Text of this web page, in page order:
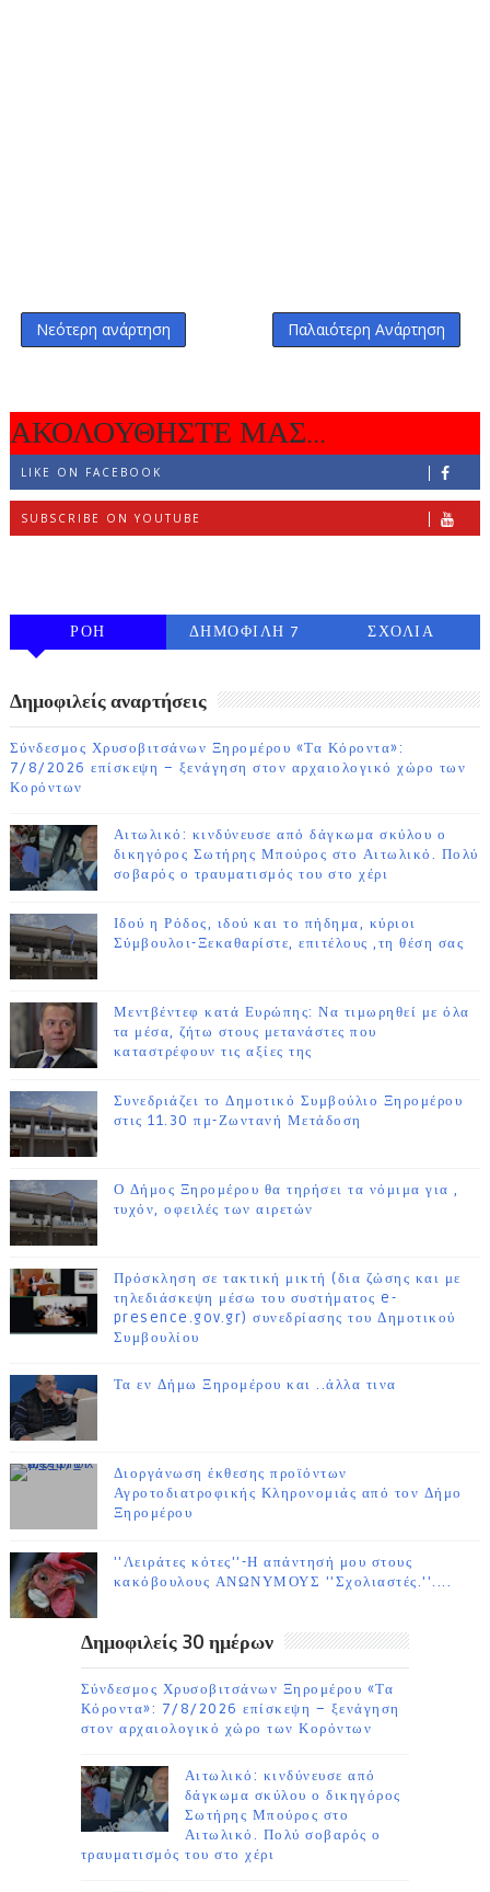
Νεότερη ανάρτηση Παλαιότερη Ανάρτηση
ΑΚΟΛΟΥΘΗΣΤΕ ΜΑΣ...
LIKE ON FACEBOOK
SUBSCRIBE ON YOUTUBE
ΡΟΗ
ΔΗΜΟΦΙΛΗ 7
ΣΧΟΛΙΑ
Δημοφιλείς αναρτήσεις
Σύνδεσμος Χρυσοβιτσάνων Ξηρομέρου «Τα Κόροντα»:
7/8/2026 επίσκεψη – ξενάγηση στον αρχαιολογικό χώρο των
Κορόντων
Αιτωλικό: κινδύνευσε από δάγκωμα σκύλου ο
δικηγόρος Σωτήρης Μπούρος στο Αιτωλικό. Πολύ
σοβαρός ο τραυματισμός του στο χέρι
Ιδού η Ρόδος, ιδού και το πήδημα, κύριοι
Σύμβουλοι-Ξεκαθαρίστε, επιτέλους ,τη θέση σας
Μεντβέντεφ κατά Ευρώπης: Να τιμωρηθεί με όλα
τα μέσα, ζήτω στους μετανάστες που
καταστρέφουν τις αξίες της
Συνεδριάζει το Δημοτικό Συμβούλιο Ξηρομέρου
στις 11.30 πμ-Ζωντανή Μετάδοση
Ο Δήμος Ξηρομέρου θα τηρήσει τα νόμιμα για ,
τυχόν, οφειλές των αιρετών
Πρόσκληση σε τακτική μικτή (δια ζώσης και με
τηλεδιάσκεψη μέσω του συστήματος e-
presence.gov.gr) συνεδρίασης του Δημοτικού
Συμβουλίου
Τα εν Δήμω Ξηρομέρου και ..άλλα τινα
Διοργάνωση έκθεσης προϊόντων
Αγροτοδιατροφικής Κληρονομιάς από τον Δήμο
Ξηρομέρου
''Λειράτες κότες''-Η απάντησή μου στους
κακόβουλους ΑΝΩΝΥΜΟΥΣ ''Σχολιαστές.''....
Δημοφιλείς 30 ημέρων
Σύνδεσμος Χρυσοβιτσάνων Ξηρομέρου «Τα
Κόροντα»: 7/8/2026 επίσκεψη – ξενάγηση
στον αρχαιολογικό χώρο των Κορόντων
Αιτωλικό: κινδύνευσε από
δάγκωμα σκύλου ο δικηγόρος
Σωτήρης Μπούρος στο
Αιτωλικό. Πολύ σοβαρός ο
τραυματισμός του στο χέρι